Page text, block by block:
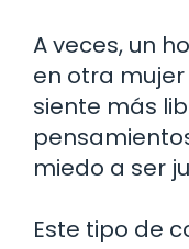
A veces, un
en otra
siente más
miedo a ser
Este tipo de